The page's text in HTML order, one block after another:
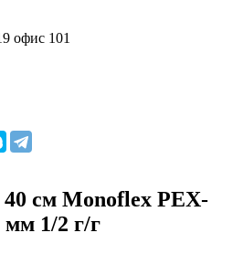
офис 101
см Monoflex PEX-
1/2 г/г